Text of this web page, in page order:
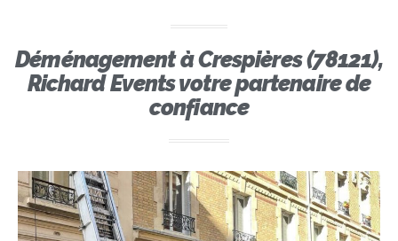
Déménagement à Crespières (78121),
Richard Events votre partenaire de
confiance